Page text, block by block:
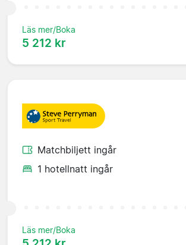
Läs mer/Boka
5 212 kr
Matchbiljett ingår
1 hotellnatt ingår
Läs mer/Boka